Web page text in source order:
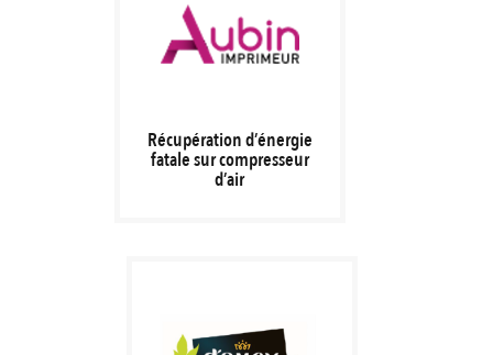
Récupération d’énergie
fatale sur compresseur
d’air